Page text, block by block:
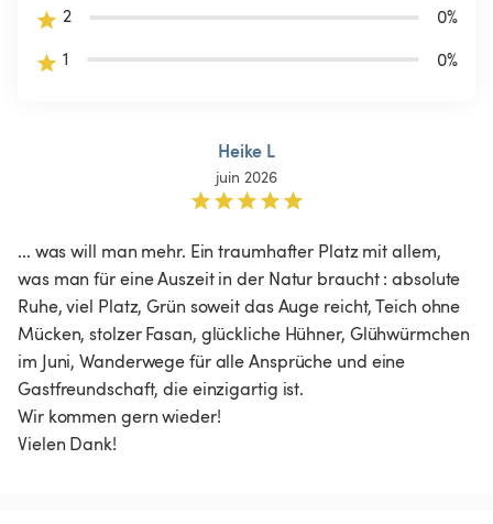
2
0%
1
0%
Heike L
juin 2026
... was will man mehr. Ein traumhafter Platz mit allem,
was man für eine Auszeit in der Natur braucht : absolute
Ruhe, viel Platz, Grün soweit das Auge reicht, Teich ohne
Mücken, stolzer Fasan, glückliche Hühner, Glühwürmchen
im Juni, Wanderwege für alle Ansprüche und eine
Gastfreundschaft, die einzigartig ist.
Wir kommen gern wieder!
Vielen Dank!